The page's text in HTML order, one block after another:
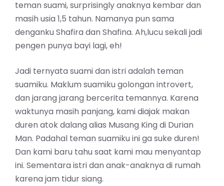
teman suami, surprisingly anaknya kembar dan
masih usia 1,5 tahun. Namanya pun sama
denganku Shafira dan Shafina. Ah,lucu sekali jadi
pengen punya bayi lagi, eh!
Jadi ternyata suami dan istri adalah teman
suamiku. Maklum suamiku golongan introvert,
dan jarang jarang bercerita temannya. Karena
waktunya masih panjang, kami diajak makan
duren atok dalang alias Musang King di Durian
Man. Padahal teman suamiku ini ga suke duren!
Dan kami baru tahu saat kami mau menyantap
ini. Sementara istri dan anak-anaknya di rumah
karena jam tidur siang.